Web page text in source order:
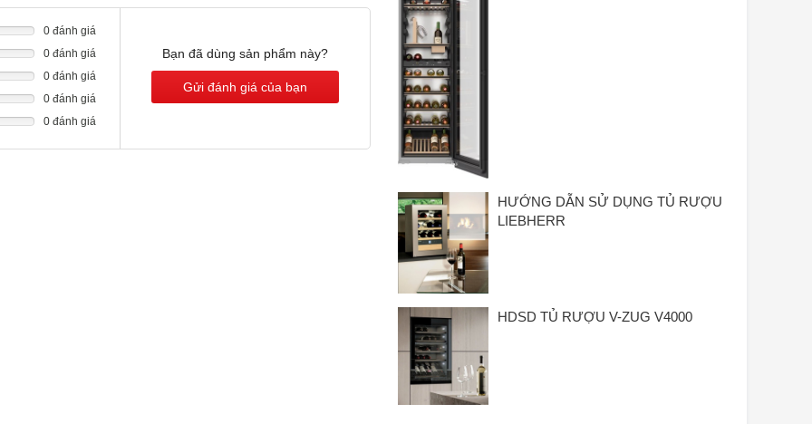
vệ khỏi những biến động nhiệt độ. Điều này là do bạn sẽ
ra sự thay đổi quan trọng về nhiệt độ, cho phép bạn hành
0 đánh giá
0 đánh giá
0 đánh giá
0 đánh giá
0 đánh giá
Bạn đã dùng sản phẩm này?
Gửi đánh giá của bạn
HƯỚNG DẪN SỬ DỤNG TỦ RƯỢU
LIEBHERR
HDSD TỦ RƯỢU V-ZUG V4000